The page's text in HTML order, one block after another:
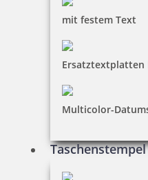
mit festem Text
Ersatztextplatten
Multicolor-
Taschenstempel